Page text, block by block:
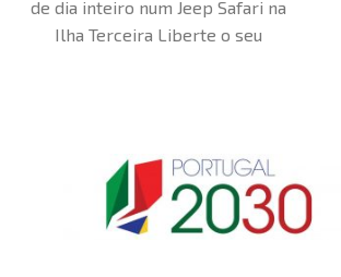
de dia inteiro num Jeep Safari na
Ilha Terceira Liberte o seu
Safari de dia inteiro promete uma
aventura todo-o-terreno como
nenhuma outra. Deixe o comum.